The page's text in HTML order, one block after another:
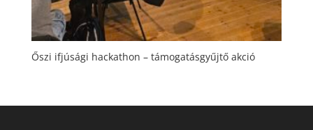
Őszi ifjúsági hackathon – támogatásgyűjtő akció